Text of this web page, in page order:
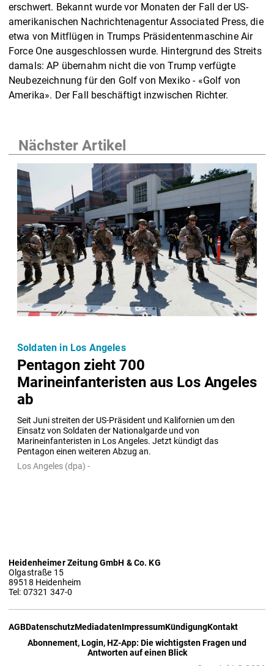
erschwert. Bekannt wurde vor Monaten der Fall der US-
amerikanischen Nachrichtenagentur Associated Press, die
etwa von Mitflügen in Trumps Präsidentenmaschine Air
Force One ausgeschlossen wurde. Hintergrund des Streits
damals: AP übernahm nicht die von Trump verfügte
Neubezeichnung für den Golf von Mexiko - «Golf von
Amerika». Der Fall beschäftigt inzwischen Richter.
Nächster Artikel
Pentagon zieht 700
Marineinfanteristen aus Los Angeles
ab
Seit Juni streiten der US-Präsident und Kalifornien um den
Einsatz von Soldaten der Nationalgarde und von
Marineinfanteristen in Los Angeles. Jetzt kündigt das
Pentagon einen weiteren Abzug an.
Soldaten in Los Angeles
Los Angeles (dpa) -
Heidenheimer Zeitung GmbH & Co. KG
Olgastraße 15
89518 Heidenheim
Tel: 07321 347-0
AGBDatenschutzMediadatenImpressumKündigungKontakt
Abonnement, Login, HZ-App: Die wichtigsten Fragen und
Antworten auf einen Blick